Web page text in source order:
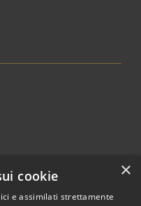
×
cookie
e assimilati strettamente